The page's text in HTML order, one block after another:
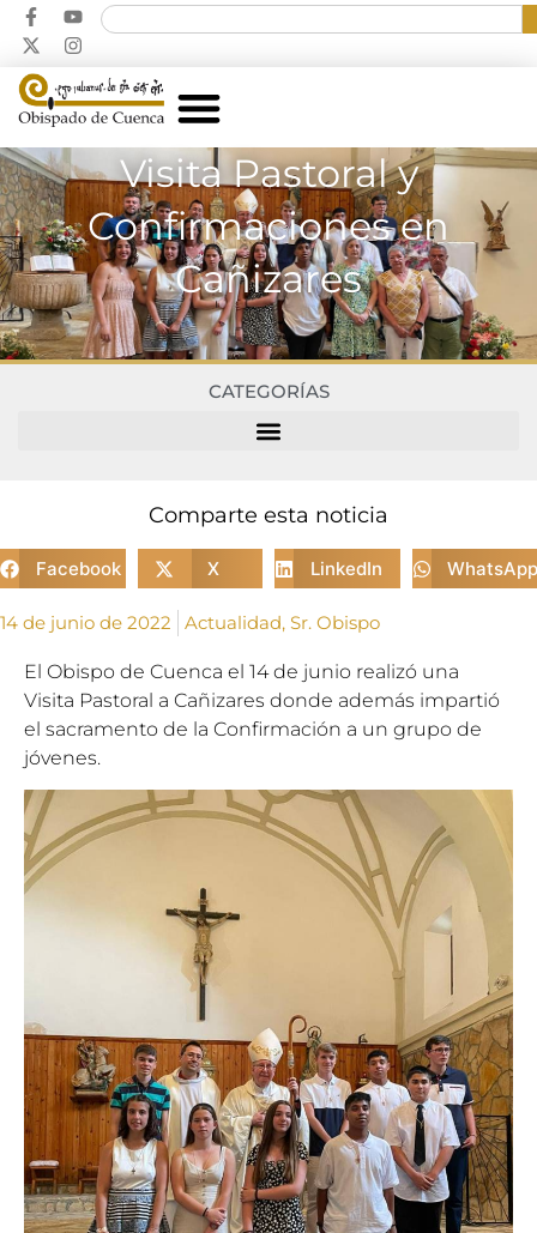
Visita Pastoral y
Confirmaciones en
Cañizares
CATEGORÍAS
Comparte esta noticia
Facebook X LinkedIn WhatsApp
14 de junio de 2022 Actualidad, Sr. Obispo
El Obispo de Cuenca el 14 de junio realizó una
Visita Pastoral a Cañizares donde además impartió
el sacramento de la Confirmación a un grupo de
jóvenes.